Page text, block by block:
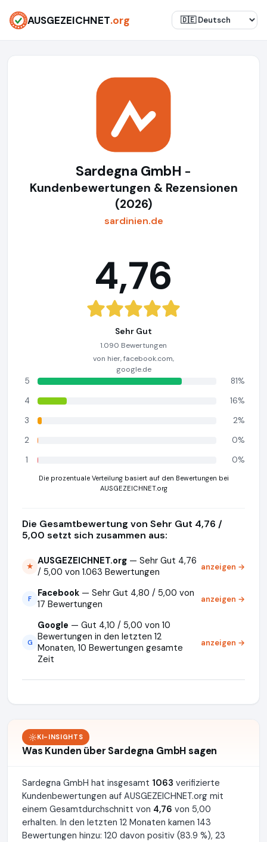
AUSGEZEICHNET.org
Sardegna GmbH -
Kundenbewertungen & Rezensionen
(2026)
sardinien.de
4,76
Sehr Gut
1.090 Bewertungen
von hier, facebook.com,
google.de
5
81%
4
16%
3
2%
2
0%
1
0%
Die prozentuale Verteilung basiert auf den Bewertungen bei
AUSGEZEICHNET.org
Die Gesamtbewertung von Sehr Gut 4,76 /
5,00 setzt sich zusammen aus:
★ AUSGEZEICHNET.org — Sehr Gut 4,76
/ 5,00 von 1.063 Bewertungen
anzeigen →
F Facebook — Sehr Gut 4,80 / 5,00 von
17 Bewertungen
anzeigen →
G
Google — Gut 4,10 / 5,00 von 10
Bewertungen in den letzten 12
Monaten, 10 Bewertungen gesamte
Zeit
anzeigen →
KI-INSIGHTS
Was Kunden über Sardegna GmbH sagen
Sardegna GmbH hat insgesamt 1063 verifizierte
Kundenbewertungen auf AUSGEZEICHNET.org mit
einem Gesamtdurchschnitt von 4,76 von 5,00
erhalten. In den letzten 12 Monaten kamen 143
Bewertungen hinzu: 120 davon positiv (83.9 %), 23